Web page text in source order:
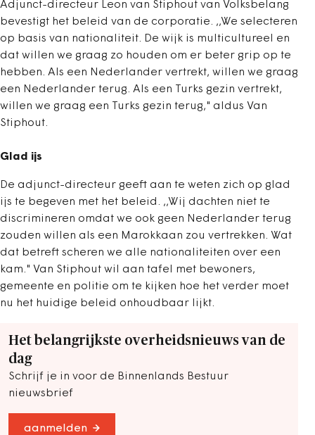
Adjunct-directeur Leon van Stiphout van Volksbelang
bevestigt het beleid van de corporatie. ,,We selecteren
op basis van nationaliteit. De wijk is multicultureel en
dat willen we graag zo houden om er beter grip op te
hebben. Als een Nederlander vertrekt, willen we graag
een Nederlander terug. Als een Turks gezin vertrekt,
willen we graag een Turks gezin terug," aldus Van
Stiphout.
Glad ijs
De adjunct-directeur geeft aan te weten zich op glad
ijs te begeven met het beleid. ,,Wij dachten niet te
discrimineren omdat we ook geen Nederlander terug
zouden willen als een Marokkaan zou vertrekken. Wat
dat betreft scheren we alle nationaliteiten over een
kam." Van Stiphout wil aan tafel met bewoners,
gemeente en politie om te kijken hoe het verder moet
nu het huidige beleid onhoudbaar lijkt.
Het belangrijkste overheidsnieuws van de
dag
Schrijf je in voor de Binnenlands Bestuur
nieuwsbrief
aanmelden